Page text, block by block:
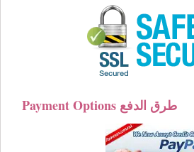
Payment Options طرق الدفع